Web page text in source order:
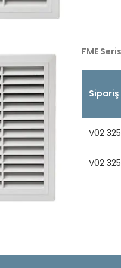
FME
Sipariş
V02
V02